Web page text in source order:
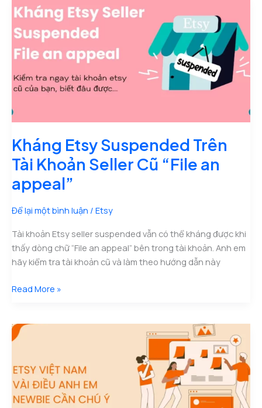
Kháng
Cáo
Tài
Khoản
Etsy
Kháng Etsy Suspended Trên
Tài Khoản Seller Cũ “File an
appeal”
Để lại một bình luận / Etsy
Tài khoản Etsy seller suspended vẫn có thể kháng được khi
thấy dòng chữ “File an appeal” bên trong tài khoản. Anh em
hãy kiểm tra tài khoản cũ và làm theo hướng dẫn này
Kháng
Tài
Khoản
Cũ
“File
an
Read More »